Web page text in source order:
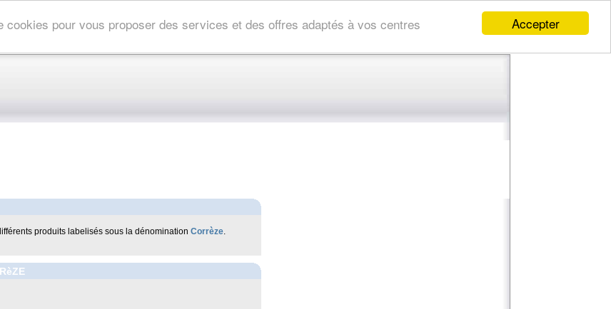
Accepter
pour vous proposer des services et des offres adaptés à vos centres
produits labelisés sous la dénomination Corrèze.